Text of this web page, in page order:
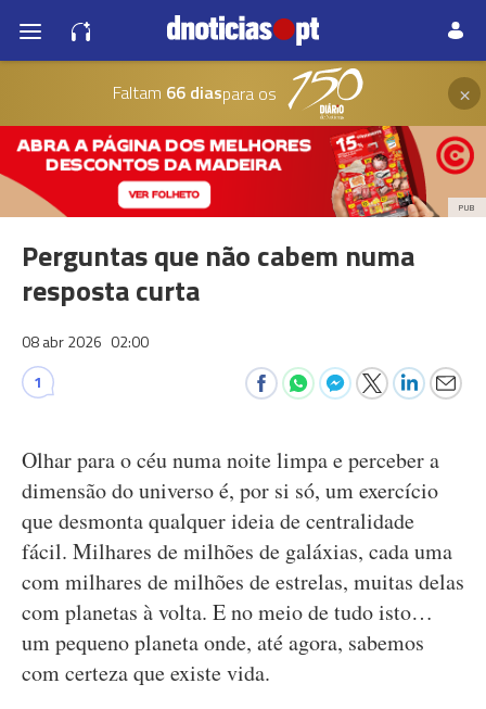
Faltam 66 diaspara os ×
PUB
Perguntas que não cabem numa
resposta curta
08 abr 2026 02:00
1
Olhar para o céu numa noite limpa e perceber a
dimensão do universo é, por si só, um exercício
que desmonta qualquer ideia de centralidade
fácil. Milhares de milhões de galáxias, cada uma
com milhares de milhões de estrelas, muitas delas
com planetas à volta. E no meio de tudo isto…
um pequeno planeta onde, até agora, sabemos
com certeza que existe vida.